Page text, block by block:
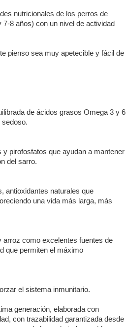
nutricionales de los perros de
8 años) con un nivel de actividad
pienso sea muy apetecible y fácil de
de ácidos grasos Omega 3 y 6
sedoso.
pirofosfatos que ayudan a mantener
del sarro.
antioxidantes naturales que
una vida más larga, más
arroz como excelentes fuentes de
que permiten el máximo
el sistema inmunitario.
generación, elaborada con
con trazabilidad garantizada desde